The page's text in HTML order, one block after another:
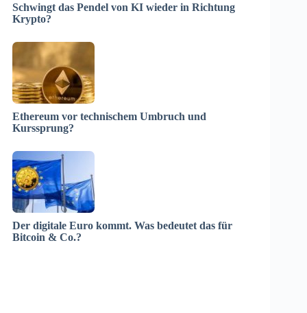
Schwingt das Pendel von KI wieder in Richtung
Krypto?
Ethereum vor technischem Umbruch und
Kurssprung?
Der digitale Euro kommt. Was bedeutet das für
Bitcoin & Co.?